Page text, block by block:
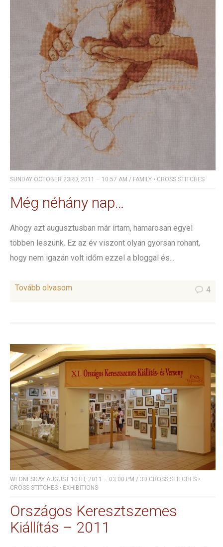
SUNDAY OCTOBER 23RD, 2011 – 10:57 AM / FAMILY • CROSS STITCHES
Még néhány nap…
Ahogy azt augusztusban már írtam, hamarosan egyel
többen leszünk. Ez az év viszont olyan gyorsan rohant,
hogy nem igazán volt időm ezzel a bloggal és...
Tovább olvasom 4
WEDNESDAY AUGUST 10TH, 2011 – 03:00 PM / 3D CROSS STITCHES •
CROSS STITCHES • EXHIBITIONS
Országos Keresztszemes
Kiállítás – 2011